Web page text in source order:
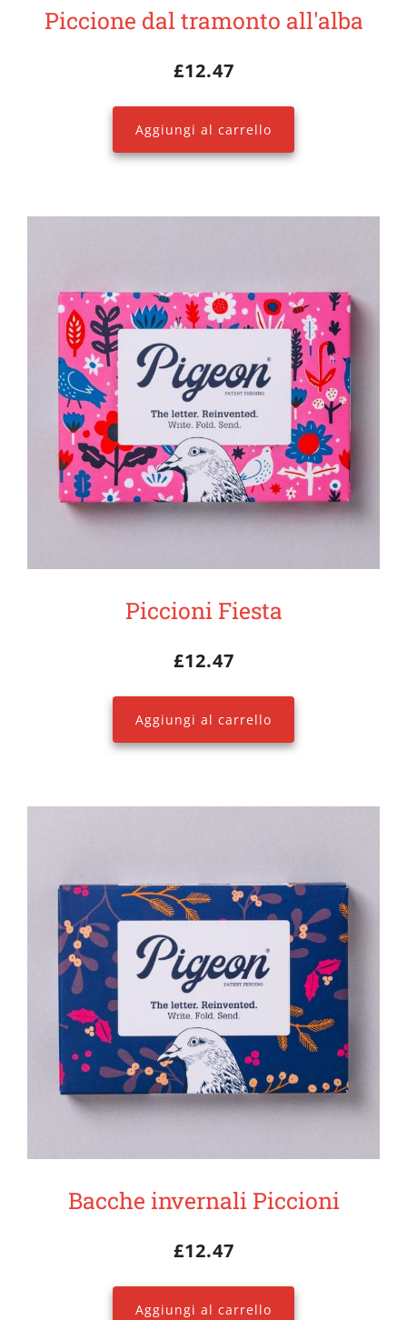
Piccione dal tramonto all'alba
£12.47
Aggiungi al carrello
Piccioni Fiesta
£12.47
Aggiungi al carrello
Bacche invernali Piccioni
£12.47
Aggiungi al carrello